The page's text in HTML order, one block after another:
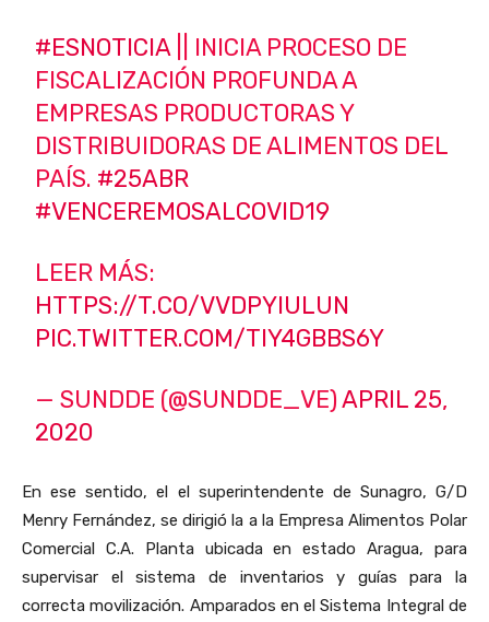
#ESNOTICIA|| INICIA PROCESO DE
FISCALIZACIÓN PROFUNDA A
EMPRESAS PRODUCTORAS Y
DISTRIBUIDORAS DE ALIMENTOS DEL
PAÍS. #25ABR
#VENCEREMOSALCOVID19
LEER MÁS:
HTTPS://T.CO/VVDPYIULUN
PIC.TWITTER.COM/TIY4GBBS6Y
— SUNDDE (@SUNDDE_VE)APRIL 25,
2020
En ese sentido, el el superintendente de Sunagro, G/D
Menry Fernández, se dirigió la a la Empresa Alimentos Polar
Comercial C.A. Planta ubicada en estado Aragua, para
supervisar el sistema de inventarios y guías para la
correcta movilización. Amparados en el Sistema Integral de